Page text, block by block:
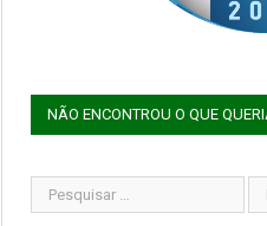
NÃO ENCONTROU O QUE